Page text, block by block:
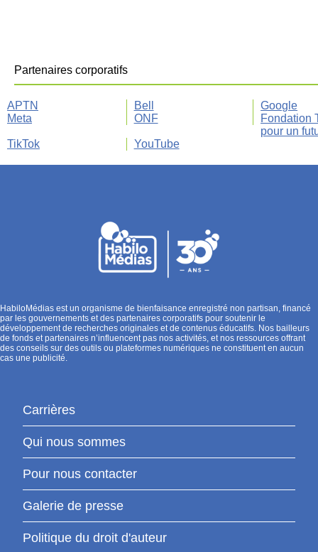
Partenaires corporatifs
APTN Bell
Google
Meta
ONF
Fondation
pour un
TikTok
YouTube
HabiloMédias est un organisme de bienfaisance enregistré non partisan, financé
par les gouvernements et des partenaires corporatifs pour soutenir le
développement de recherches originales et de contenus éducatifs. Nos bailleurs
de fonds et partenaires n’influencent pas nos activités, et nos ressources offrant
des conseils sur des outils ou plateformes numériques ne constituent en aucun
cas une publicité.
Carrières
Qui nous sommes
Pour nous contacter
Galerie de presse
Politique du droit d'auteur